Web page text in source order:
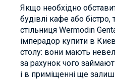
Якщо необхідно
будівлі кафе або
стільниця Wermodin
імперадор купити в
столу: вони мають
за рахунок чого
і в приміщенні ще